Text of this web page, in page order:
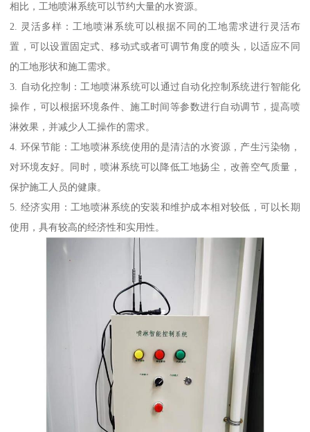
相比，工地喷淋系统可以节约大量的水资源。
2. 灵活多样：工地喷淋系统可以根据不同的工地需求进行灵活布
置，可以设置固定式、移动式或者可调节角度的喷头，以适应不同
的工地形状和施工需求。
3. 自动化控制：工地喷淋系统可以通过自动化控制系统进行智能化
操作，可以根据环境条件、施工时间等参数进行自动调节，提高喷
淋效果，并减少人工操作的需求。
4. 环保节能：工地喷淋系统使用的是清洁的水资源，产生污染物，
对环境友好。同时，喷淋系统可以降低工地扬尘，改善空气质量，
保护施工人员的健康。
5. 经济实用：工地喷淋系统的安装和维护成本相对较低，可以长期
使用，具有较高的经济性和实用性。